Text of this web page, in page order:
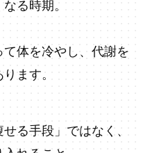
る時期。
体を冷やし、代謝を
ます。
る手段」ではなく、